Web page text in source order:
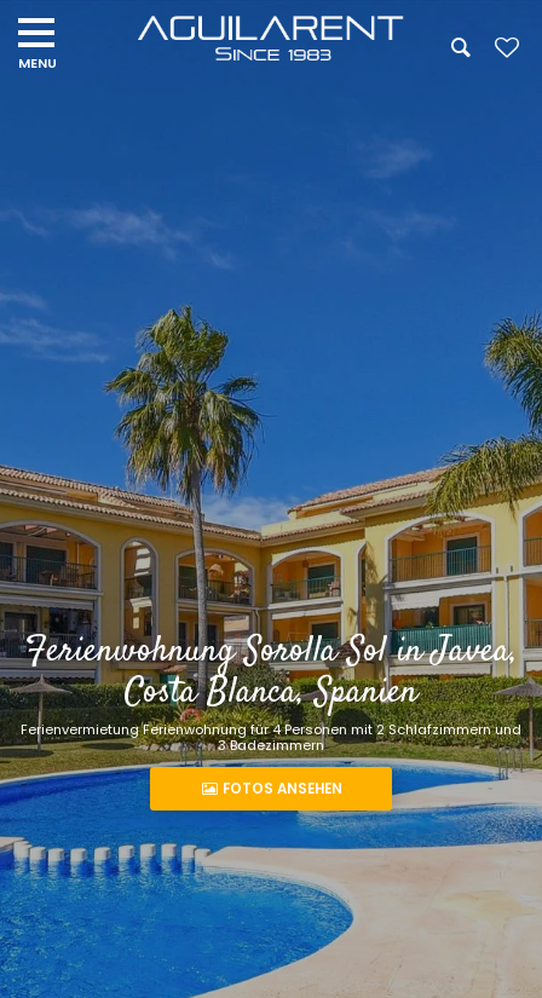
Ferienwohnung Sorolla Sol in Javea,
Costa Blanca, Spanien
Ferienvermietung Ferienwohnung für 4 Personen mit 2 Schlafzimmern und
3 Badezimmern
FOTOS ANSEHEN